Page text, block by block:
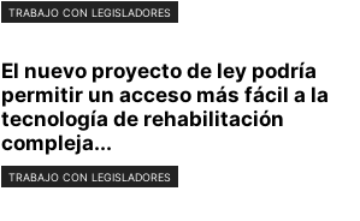
TRABAJO CON LEGISLADORES
El nuevo proyecto de ley podría
permitir un acceso más fácil a la
tecnología de rehabilitación
compleja...
TRABAJO CON LEGISLADORES